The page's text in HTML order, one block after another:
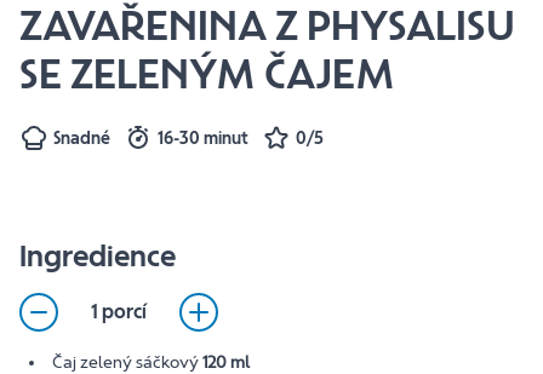
ZAVAŘENINA Z PHYSALISU
SE ZELENÝM ČAJEM
Snadné 16-30 minut 0/5
Ingredience
1 porcí
Čaj zelený sáčkový120 ml